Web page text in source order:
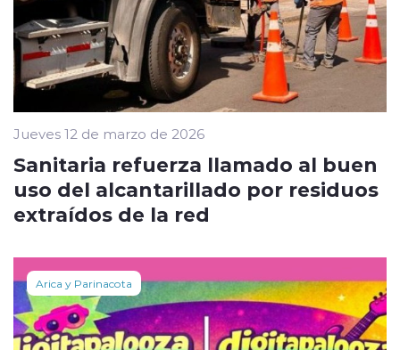
Jueves 12 de marzo de 2026
Sanitaria refuerza llamado al buen
uso del alcantarillado por residuos
extraídos de la red
Arica y Parinacota